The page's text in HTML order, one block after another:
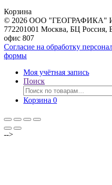
Корзина
© 2026 ООО "ГЕОГРАФИКА"
772201001 Москва, БЦ Россия,
офис 807
Согласие на обработку
формы
Моя учётная запись
Поиск
Искать:
Корзина 0
-->